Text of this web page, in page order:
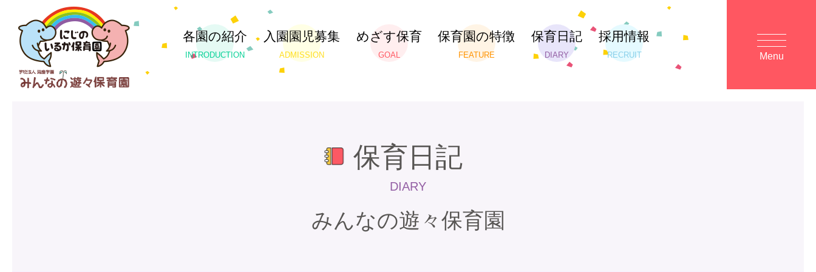
各園の紹介
INTRODUCTION
入園園児募集
ADMISSION
めざす保育
GOAL
保育園の特徴
FEATURE
保育日記
DIARY
採用情報
RECRUIT Menu
保育日記
DIARY
みんなの遊々保育園